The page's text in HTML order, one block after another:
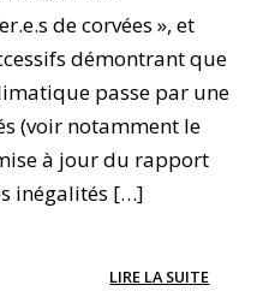
de corvées », et
démontrant que
passe par une
(voir notamment le
à jour du rapport
inégalités […]
LIRE LA SUITE